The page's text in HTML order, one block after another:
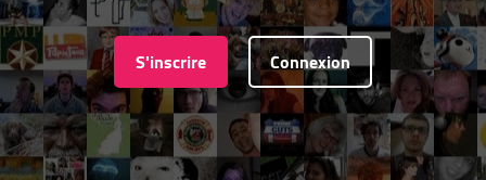
S'inscrire Connexion